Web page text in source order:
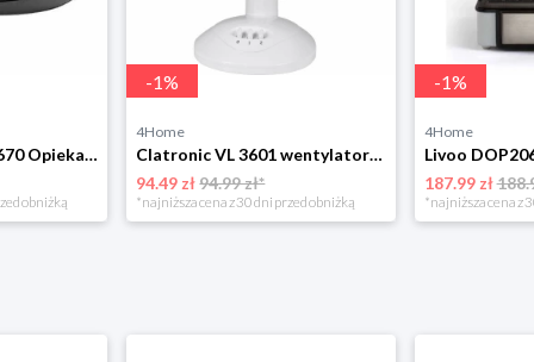
Clatronic ST/WA 3670 Opiekacz do kanapek
obniżką
-1%
4Home
Clatronic VL 3601 wentylator stołowy 23 cm, biały
94.49 zł94.99 zł*
*najniższa cena z 30 dni przed obniżką
-1%
4Home
Livoo
187.99 zł
*najniższa cena z